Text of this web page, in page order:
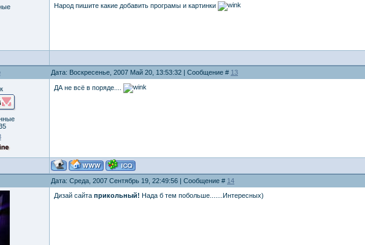
Народ пишите какие добавить програмы и картинки
Дата: Воскресенье, 2007 Май 20, 13:53:32 | Сообщение # 13
ДА не всё в поряде....
Дата: Среда, 2007 Сентябрь 19, 22:49:56 | Сообщение # 14
Дизай сайта прикольный! Нада б тем побольше.......Интересных)